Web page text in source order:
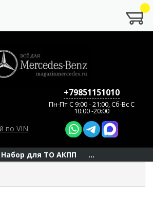
по VIN
+79851151010
Пн-Пт C 9:00 - 21:00, Сб-Вс С
10:00 -20:00
Набор для ТО АКПП ...